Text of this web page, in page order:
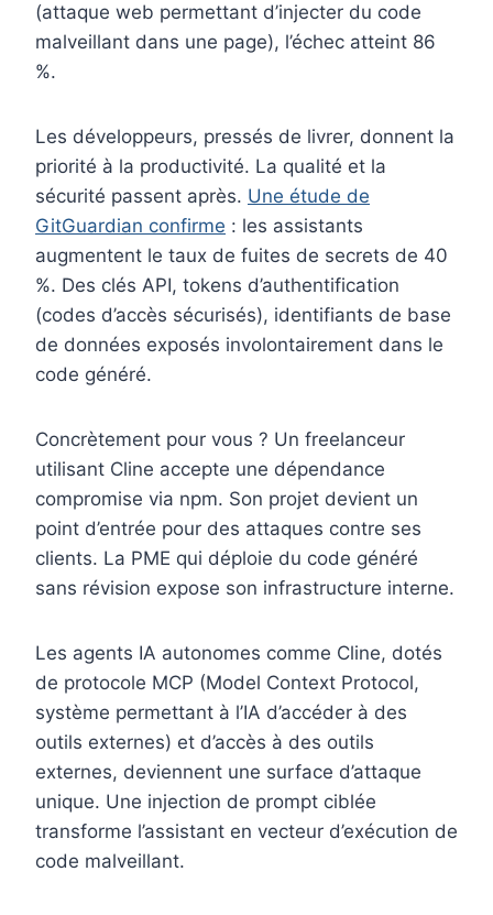
(attaque web permettant d’injecter du code
malveillant dans une page), l’échec atteint 86
%.
Les développeurs, pressés de livrer, donnent la
priorité à la productivité. La qualité et la
sécurité passent après. Une étude de
GitGuardian confirme : les assistants
augmentent le taux de fuites de secrets de 40
%. Des clés API, tokens d’authentification
(codes d’accès sécurisés), identifiants de base
de données exposés involontairement dans le
code généré.
Concrètement pour vous ? Un freelanceur
utilisant Cline accepte une dépendance
compromise via npm. Son projet devient un
point d’entrée pour des attaques contre ses
clients. La PME qui déploie du code généré
sans révision expose son infrastructure interne.
Les agents IA autonomes comme Cline, dotés
de protocole MCP (Model Context Protocol,
système permettant à l’IA d’accéder à des
outils externes) et d’accès à des outils
externes, deviennent une surface d’attaque
unique. Une injection de prompt ciblée
transforme l’assistant en vecteur d’exécution de
code malveillant.